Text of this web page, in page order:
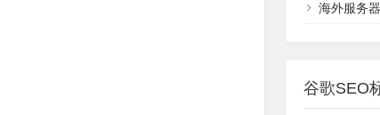
海外服务器
谷歌SEO